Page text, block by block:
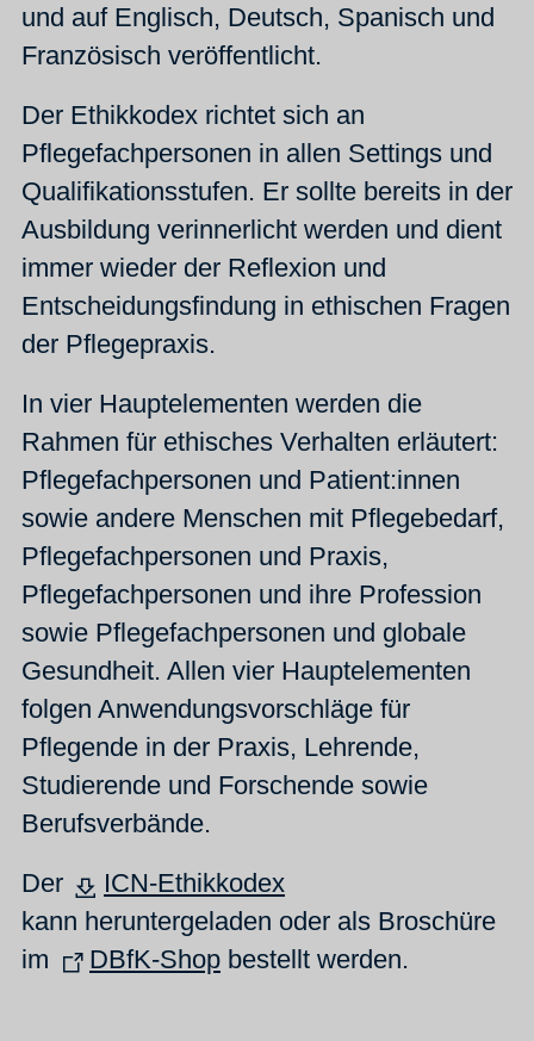
und auf Englisch, Deutsch, Spanisch und
Französisch veröffentlicht.
Der Ethikkodex richtet sich an
Pflegefachpersonen in allen Settings und
Qualifikationsstufen. Er sollte bereits in der
Ausbildung verinnerlicht werden und dient
immer wieder der Reflexion und
Entscheidungsfindung in ethischen Fragen
der Pflegepraxis.
In vier Hauptelementen werden die
Rahmen für ethisches Verhalten erläutert:
Pflegefachpersonen und Patient:innen
sowie andere Menschen mit Pflegebedarf,
Pflegefachpersonen und Praxis,
Pflegefachpersonen und ihre Profession
sowie Pflegefachpersonen und globale
Gesundheit. Allen vier Hauptelementen
folgen Anwendungsvorschläge für
Pflegende in der Praxis, Lehrende,
Studierende und Forschende sowie
Berufsverbände.
Der
ICN-Ethikkodex
kann heruntergeladen oder als Broschüre
im
DBfK-Shop bestellt werden.